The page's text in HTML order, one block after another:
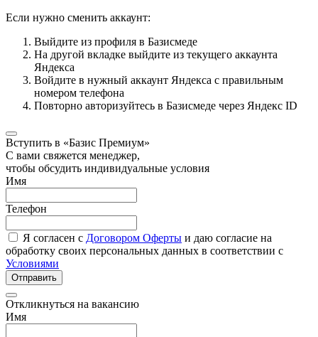
Если нужно сменить аккаунт:
Выйдите из профиля в Базисмеде
На другой вкладке выйдите из текущего аккаунта
Яндекса
Войдите в нужный аккаунт Яндекса с правильным
номером телефона
Повторно авторизуйтесь в Базисмеде через Яндекс ID
Вступить в «Базис Премиум»
С вами свяжется менеджер,
чтобы обсудить индивидуальные условия
Имя
Телефон
Я согласен с Договором Оферты и даю согласие на
обработку своих персональных данных в соответствии с
Условиями
Отправить
Откликнуться на вакансию
Имя